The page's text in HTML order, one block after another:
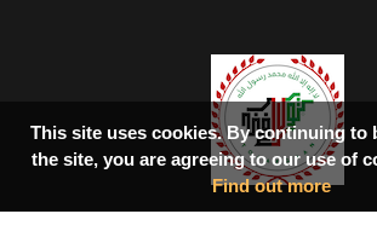
اسلامي‌ښونه
ډیورنډ‌کرښه
This site uses cookies. By continuing to
the site, you are agreeing to our use of
Find out more